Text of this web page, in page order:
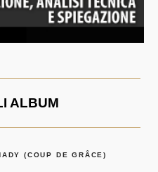
ALBUM
(COUP DE GRÂCE)